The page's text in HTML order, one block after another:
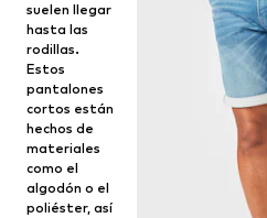
suelen llegar
hasta las
rodillas.
Estos
pantalones
cortos están
hechos de
materiales
como el
algodón o el
poliéster, así